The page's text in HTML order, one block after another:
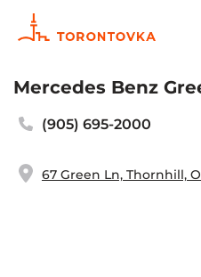
Mercedes Benz
(905) 695-2000
67 Green Ln, Thornhill,